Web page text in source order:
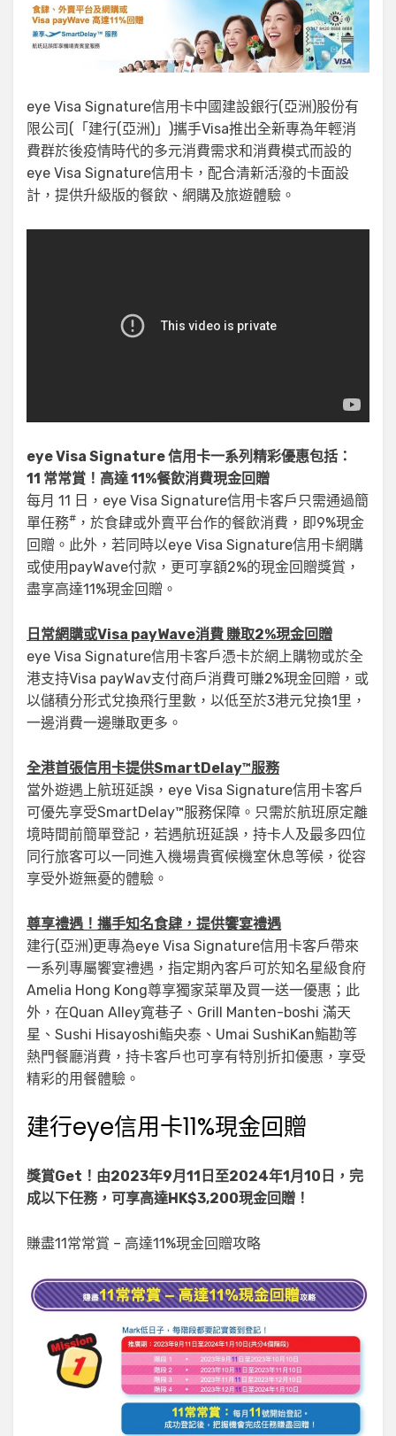
eye Visa Signature信用卡中國建設銀行(亞洲)股份有
限公司(「建行(亞洲)」)攜手Visa推出全新專為年輕消
費群於後疫情時代的多元消費需求和消費模式而設的
eye Visa Signature信用卡，配合清新活潑的卡面設
計，提供升級版的餐飲、網購及旅遊體驗。
eye Visa Signature 信用卡一系列精彩優惠包括：
11 常常賞！高達 11%餐飲消費現金回贈
每月 11 日，eye Visa Signature信用卡客戶只需通過簡
單任務# ，於食肆或外賣平台作的餐飲消費，即9%現金
回贈。此外，若同時以eye Visa Signature信用卡網購
或使用payWave付款，更可享額2%的現金回贈獎賞，
盡享高達11%現金回贈。
日常網購或Visa payWave消費 賺取2%現金回贈
eye Visa Signature信用卡客戶憑卡於網上購物或於全
港支持Visa payWav支付商戶消費可賺2%現金回贈，或
以儲積分形式兌換飛行里數，以低至於3港元兌換1里，
一邊消費一邊賺取更多。
全港首張信用卡提供SmartDelay™服務
當外遊遇上航班延誤，eye Visa Signature信用卡客戶
可優先享受SmartDelay™服務保障。只需於航班原定離
境時間前簡單登記，若遇航班延誤，持卡人及最多四位
同行旅客可以一同進入機場貴賓候機室休息等候，從容
享受外遊無憂的體驗。
尊享禮遇！攜手知名食肆，提供饗宴禮遇
建行(亞洲)更專為eye Visa Signature信用卡客戶帶來
一系列專屬饗宴禮遇，指定期內客戶可於知名星級食府
Amelia Hong Kong尊享獨家菜單及買一送一優惠；此
外，在Quan Alley寬巷子、Grill Manten-boshi 滿天
星、Sushi Hisayoshi鮨央泰、Umai SushiKan鮨勘等
熱門餐廳消費，持卡客戶也可享有特別折扣優惠，享受
精彩的用餐體驗。
建行eye信用卡11%現金回贈
獎賞Get！由2023年9月11日至2024年1月10日，完
成以下任務，可享高達HK$3,200現金回贈！
賺盡11常常賞 – 高達11%現金回贈攻略